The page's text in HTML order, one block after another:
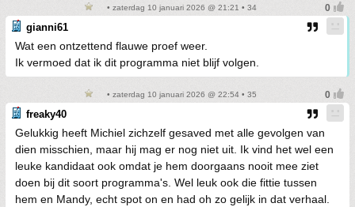
• zaterdag 10 januari 2026 @ 21:21 • 34
gianni61
Wat een ontzettend flauwe proef weer.
Ik vermoed dat ik dit programma niet blijf volgen.
• zaterdag 10 januari 2026 @ 22:54 • 35
freaky40
Gelukkig heeft Michiel zichzelf gesaved met alle gevolgen van
dien misschien, maar hij mag er nog niet uit. Ik vind het wel een
leuke kandidaat ook omdat je hem doorgaans nooit mee ziet
doen bij dit soort programma's. Wel leuk ook die fittie tussen
hem en Mandy, echt spot on en had oh zo gelijk in dat verhaal.